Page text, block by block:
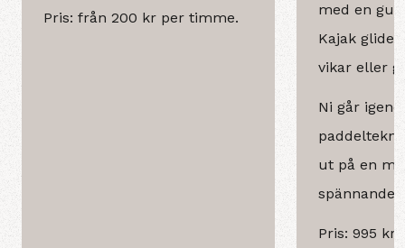
Pris: från 200 kr per timme.
med en
Kajak
vikar eller
små
Ni går
ut på en
spännande
Pris: 995 kr